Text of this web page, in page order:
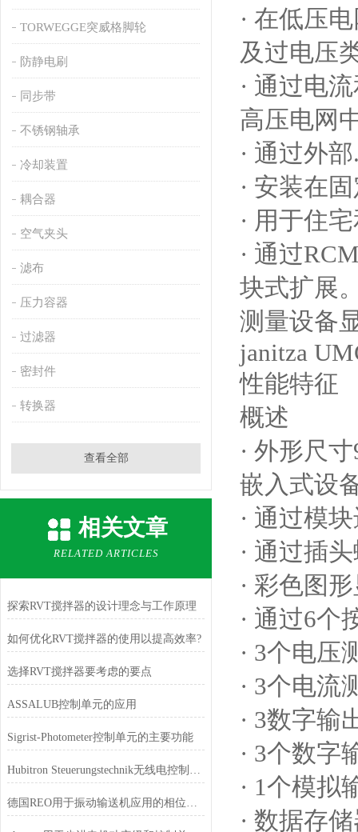
TORWEGGE突威格脚轮
防静电刷
同步带
不锈钢轴承
冷却装置
耦合器
空气夹头
滤布
压力容器
过滤器
密封件
转换器
查看全部
相关文章
RELATED ARTICLES
探索RVT搅拌器的设计理念与工作原理
如何优化RVT搅拌器的使用以提高效率?
选择RVT搅拌器要考虑的要点
ASSALUB控制单元的应用
Sigrist-Photometer控制单元的主要功能
Hubitron Steuerungstechnik无线电控制单元的工作原理
德国REO用于振动输送机应用的相位角控制单元
· 在低压
及过电压
· 通过电
高压电网
· 通过外
· 安装在
· 用于住
· 通过
块式扩展
测量设备
janitza
性能特征
概述
· 外形尺
嵌入式设
· 通过模
· 通过插
· 彩色图
· 通过6个
· 3个电压
· 3个电流
· 3数字输
· 3个数字
· 1个模拟
· 数据存